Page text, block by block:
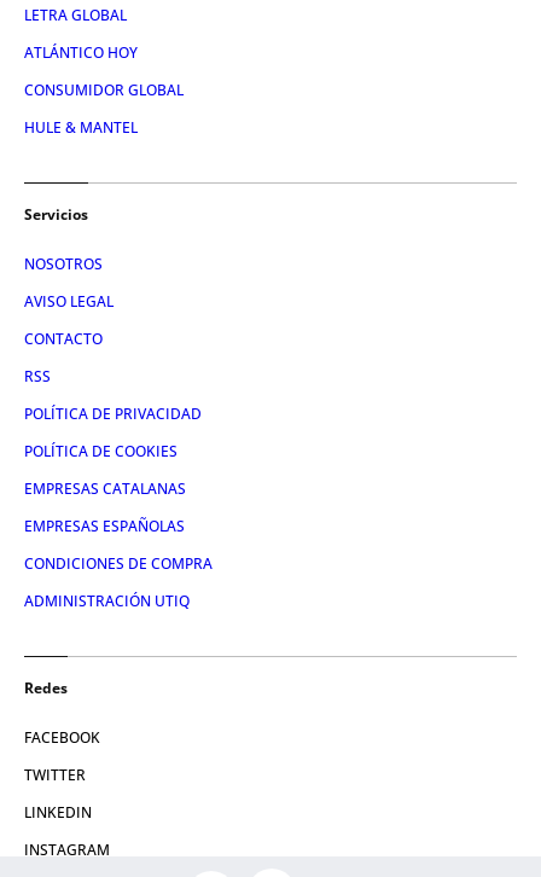
LETRA GLOBAL
ATLÁNTICO HOY
CONSUMIDOR GLOBAL
HULE & MANTEL
Servicios
NOSOTROS
AVISO LEGAL
CONTACTO
RSS
POLÍTICA DE PRIVACIDAD
POLÍTICA DE COOKIES
EMPRESAS CATALANAS
EMPRESAS ESPAÑOLAS
CONDICIONES DE COMPRA
ADMINISTRACIÓN UTIQ
Redes
FACEBOOK
TWITTER
LINKEDIN
INSTAGRAM